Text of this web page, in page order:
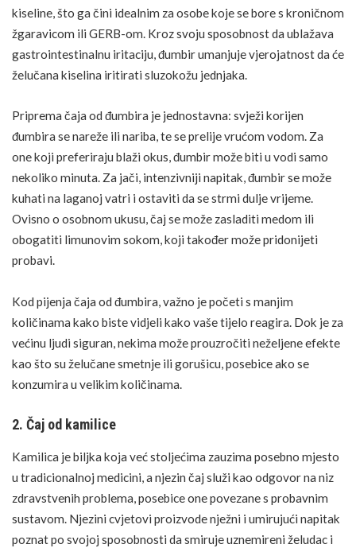
kiseline, što ga čini idealnim za osobe koje se bore s kroničnom
žgaravicom ili GERB-om. Kroz svoju sposobnost da ublažava
gastrointestinalnu iritaciju, đumbir umanjuje vjerojatnost da će
želučana kiselina iritirati sluzokožu jednjaka.
Priprema čaja od đumbira je jednostavna: svježi korijen
đumbira se nareže ili nariba, te se prelije vrućom vodom. Za
one koji preferiraju blaži okus, đumbir može biti u vodi samo
nekoliko minuta. Za jači, intenzivniji napitak, đumbir se može
kuhati na laganoj vatri i ostaviti da se strmi dulje vrijeme.
Ovisno o osobnom ukusu, čaj se može zasladiti medom ili
obogatiti limunovim sokom, koji također može pridonijeti
probavi.
Kod pijenja čaja od đumbira, važno je početi s manjim
količinama kako biste vidjeli kako vaše tijelo reagira. Dok je za
većinu ljudi siguran, nekima može prouzročiti neželjene efekte
kao što su želučane smetnje ili gorušicu, posebice ako se
konzumira u velikim količinama.
2. Čaj od kamilice
Kamilica je biljka koja već stoljećima zauzima posebno mjesto
u tradicionalnoj medicini, a njezin čaj služi kao odgovor na niz
zdravstvenih problema, posebice one povezane s probavnim
sustavom. Njezini cvjetovi proizvode nježni i umirujući napitak
poznat po svojoj sposobnosti da smiruje uznemireni želudac i